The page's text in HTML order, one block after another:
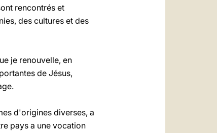
rencontrés et
des cultures et des
je renouvelle, en
de Jésus,
d'origines diverses, a
pays a une vocation